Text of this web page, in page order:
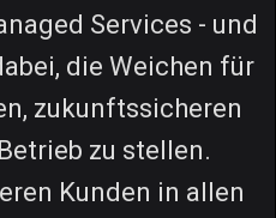
Services - und
die Weichen für
zukunftssicheren
zu stellen.
Kunden in allen